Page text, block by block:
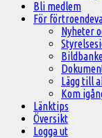
Bli medlem
För
Nyheter
Lägg till
Kom
Länktips
Översikt
Logga ut